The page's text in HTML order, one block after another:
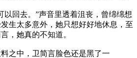
回去。”声音里透着沮丧，曾绵绵想
生太多意外，她只想好好地休息，至
，她真的不知道。
中，卫简言脸色还是黑了一